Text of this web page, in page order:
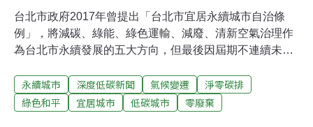
台北市政府2017年曾提出「台北市宜居永續城市自治條
例」，將減碳、綠能、綠色運輸、減廢、清新空氣治理作
為台北市永續發展的五大方向，但最後因屆期不連續未如
員召開記者會，呼籲台北市政府應儘快擬定低碳自治條
例，並將「2050淨零排放」與「零廢棄」入法。綠色和平
永續城市 深度低碳新聞 氣候變遷
淨零碳排
綠色和平
宜居城市 低碳城市 零廢棄